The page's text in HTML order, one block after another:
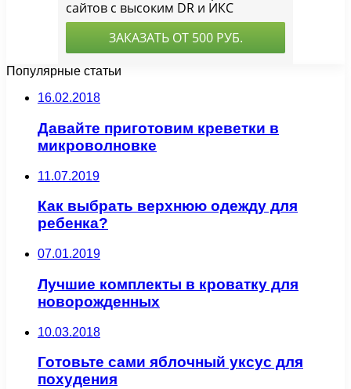
Популярные статьи
16.02.2018
Давайте приготовим креветки в
микроволновке
11.07.2019
Как выбрать верхнюю одежду для
ребенка?
07.01.2019
Лучшие комплекты в кроватку для
новорожденных
10.03.2018
Готовьте сами яблочный уксус для
похудения